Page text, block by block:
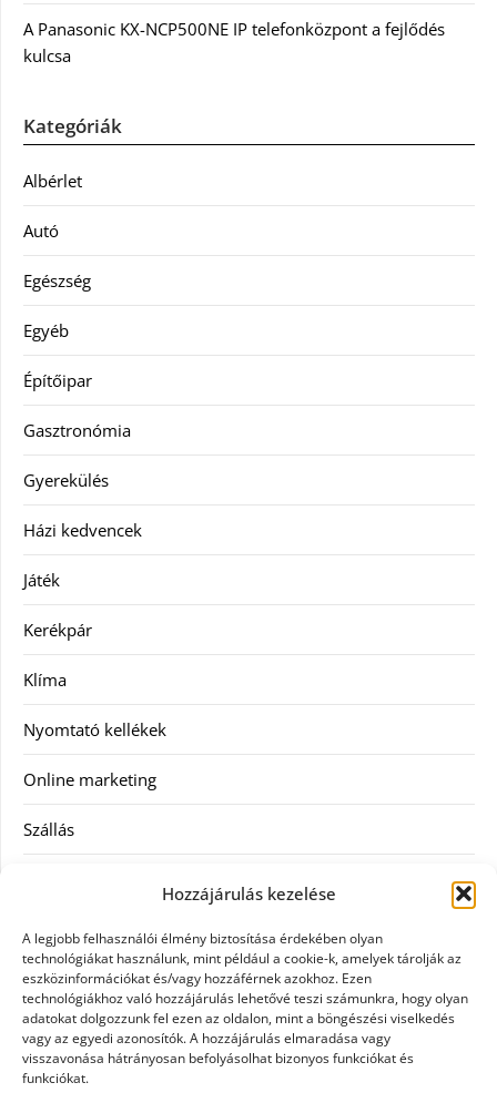
Hozzájárulás kezelése
A legjobb felhasználói élmény biztosítása érdekében olyan
technológiákat használunk, mint például a cookie-k, amelyek tárolják az
eszközinformációkat és/vagy hozzáférnek azokhoz. Ezen
technológiákhoz való hozzájárulás lehetővé teszi számunkra, hogy olyan
adatokat dolgozzunk fel ezen az oldalon, mint a böngészési viselkedés
vagy az egyedi azonosítók. A hozzájárulás elmaradása vagy
visszavonása hátrányosan befolyásolhat bizonyos funkciókat és
funkciókat.
A Panasonic KX-NCP500NE IP telefonközpont a fejlődés
kulcsa
Kategóriák
Albérlet
Autó
Egészség
Egyéb
Építőipar
Gasztronómia
Gyerekülés
Házi kedvencek
Játék
Kerékpár
Klíma
Nyomtató kellékek
Online marketing
Szállás
Szellőztető
Szolgáltatás
Táskák
Utazás